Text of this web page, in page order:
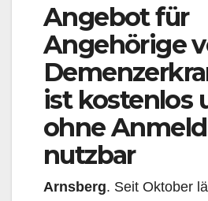
Angebot für
Angehörige
ist kostenlos
ohne
nutzbar
Arnsberg. Seit Oktober